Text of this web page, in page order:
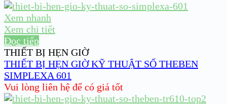
Xem nhanh
Xem chi tiết
Đọc tiếp
THIẾT BỊ HẸN GIỜ
THIẾT BỊ HẸN GIỜ KỸ THUẬT SỐ THEBEN
SIMPLEXA 601
Vui lòng liên hệ để có giá tốt